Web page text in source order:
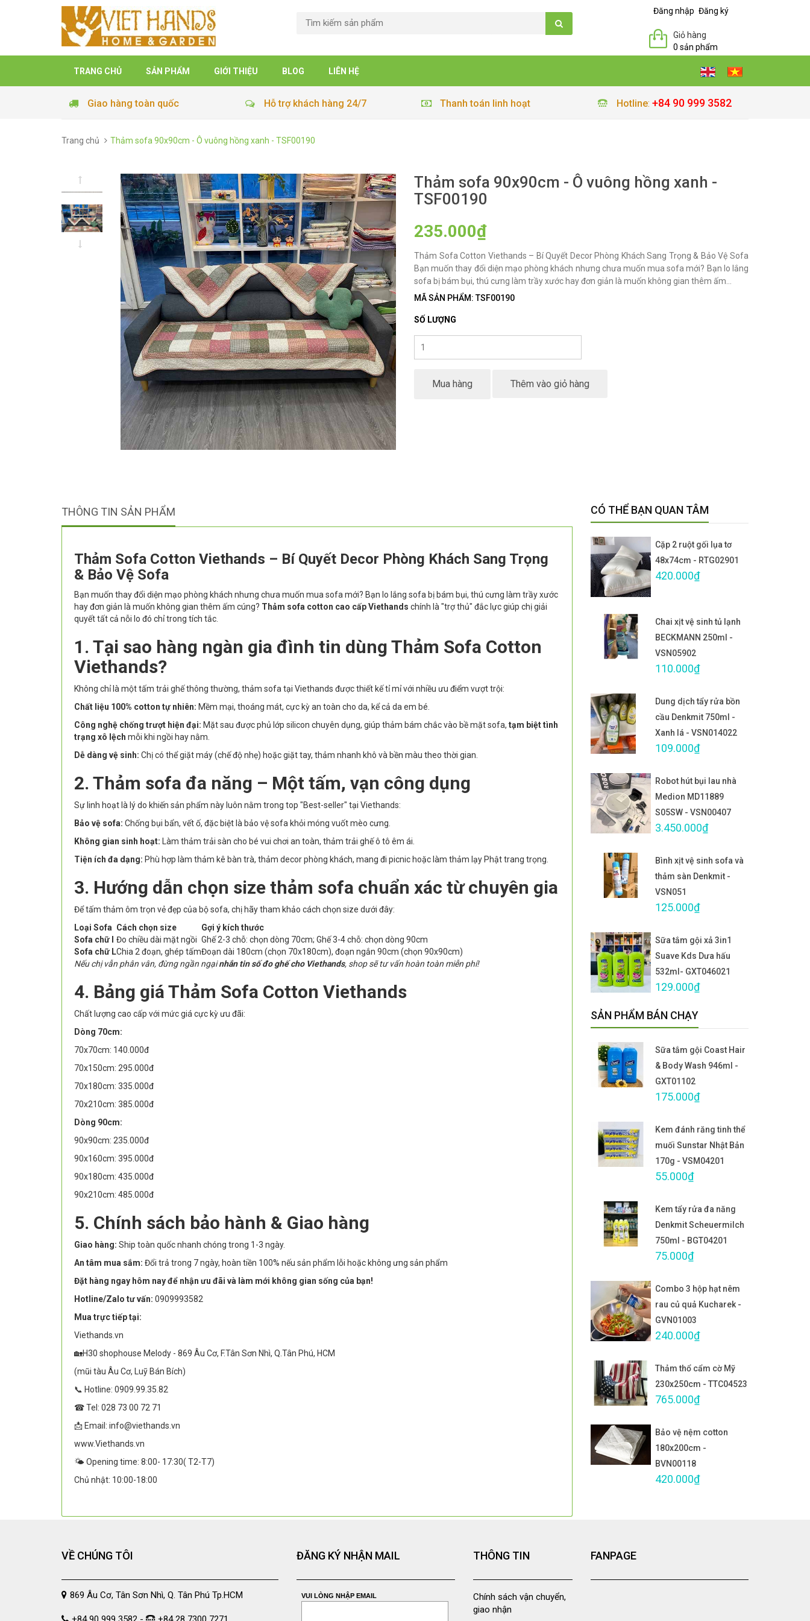
Đăng nhập Đăng ký
Giỏ hàng
0 sản phẩm
TRANG CHỦ SẢN PHẨM GIỚI THIỆU BLOG LIÊN HỆ
Giao hàng toàn quốc Hỗ trợ khách hàng 24/7 Thanh toán linh hoạt Hotline: +84 90 999 3582
Trang chủ Thảm sofa 90x90cm - Ô vuông hồng xanh - TSF00190
Thảm sofa 90x90cm - Ô vuông hồng xanh -
TSF00190
235.000₫
Thảm Sofa Cotton Viethands – Bí Quyết Decor Phòng Khách Sang Trọng & Bảo Vệ Sofa
Bạn muốn thay đổi diện mạo phòng khách nhưng chưa muốn mua sofa mới? Bạn lo lắng
sofa bị bám bụi, thú cưng làm trầy xước hay đơn giản là muốn không gian thêm ấm...
MÃ SẢN PHẨM: TSF00190
SỐ LƯỢNG
Mua hàng Thêm vào giỏ hàng
THÔNG TIN SẢN PHẨM
Thảm Sofa Cotton Viethands – Bí Quyết Decor Phòng Khách Sang Trọng
& Bảo Vệ Sofa
Bạn muốn thay đổi diện mạo phòng khách nhưng chưa muốn mua sofa mới? Bạn lo lắng sofa bị bám bụi, thú cưng làm trầy xước
hay đơn giản là muốn không gian thêm ấm cúng? Thảm sofa cotton cao cấp Viethands chính là "trợ thủ" đắc lực giúp chị giải
quyết tất cả nỗi lo đó chỉ trong tích tắc.
1. Tại sao hàng ngàn gia đình tin dùng Thảm Sofa Cotton
Viethands?
Không chỉ là một tấm trải ghế thông thường, thảm sofa tại Viethands được thiết kế tỉ mỉ với nhiều ưu điểm vượt trội:
Chất liệu 100% cotton tự nhiên: Mềm mại, thoáng mát, cực kỳ an toàn cho da, kể cả da em bé.
Công nghệ chống trượt hiện đại: Mặt sau được phủ lớp silicon chuyên dụng, giúp thảm bám chắc vào bề mặt sofa, tạm biệt tình
trạng xô lệch mỗi khi ngồi hay nằm.
Dễ dàng vệ sinh: Chị có thể giặt máy (chế độ nhẹ) hoặc giặt tay, thảm nhanh khô và bền màu theo thời gian.
2. Thảm sofa đa năng – Một tấm, vạn công dụng
Sự linh hoạt là lý do khiến sản phẩm này luôn nằm trong top "Best-seller" tại Viethands:
Bảo vệ sofa: Chống bụi bẩn, vết ố, đặc biệt là bảo vệ sofa khỏi móng vuốt mèo cưng.
Không gian sinh hoạt: Làm thảm trải sàn cho bé vui chơi an toàn, thảm trải ghế ô tô êm ái.
Tiện ích đa dạng: Phù hợp làm thảm kê bàn trà, thảm decor phòng khách, mang đi picnic hoặc làm thảm lạy Phật trang trọng.
3. Hướng dẫn chọn size thảm sofa chuẩn xác từ chuyên gia
Để tấm thảm ôm trọn vẻ đẹp của bộ sofa, chị hãy tham khảo cách chọn size dưới đây:
Loại Sofa Cách chọn size
Gợi ý kích thước
Sofa chữ I Đo chiều dài mặt ngồi Ghế 2-3 chỗ: chọn dòng 70cm; Ghế 3-4 chỗ: chọn dòng 90cm
Sofa chữ LChia 2 đoạn, ghép tấmĐoạn dài 180cm (chọn 70x180cm), đoạn ngắn 90cm (chọn 90x90cm)
Nếu chị vẫn phân vân, đừng ngần ngạinhắn tin số đo ghế cho Viethands, shop sẽ tư vấn hoàn toàn miễn phí!
4. Bảng giá Thảm Sofa Cotton Viethands
Chất lượng cao cấp với mức giá cực kỳ ưu đãi:
Dòng 70cm:
70x70cm: 140.000đ
70x150cm: 295.000đ
70x180cm: 335.000đ
70x210cm: 385.000đ
Dòng 90cm:
90x90cm: 235.000đ
90x160cm: 395.000đ
90x180cm: 435.000đ
90x210cm: 485.000đ
5. Chính sách bảo hành & Giao hàng
Giao hàng: Ship toàn quốc nhanh chóng trong 1-3 ngày.
An tâm mua sắm: Đổi trả trong 7 ngày, hoàn tiền 100% nếu sản phẩm lỗi hoặc không ưng sản phẩm
Đặt hàng ngay hôm nay để nhận ưu đãi và làm mới không gian sống của bạn!
Hotline/Zalo tư vấn: 0909993582
Mua trực tiếp tại:
Viethands.vn
🏡H30 shophouse Melody - 869 Âu Cơ, F.Tân Sơn Nhì, Q.Tân Phú, HCM
(mũi tàu Âu Cơ, Luỹ Bán Bích)
📞 Hotline: 0909.99.35.82
☎ Tel: 028 73 00 72 71
📩 Email: info@viethands.vn
www.Viethands.vn
🌤️ Opening time: 8:00- 17:30( T2-T7)
Chủ nhật: 10:00-18:00
CÓ THỂ BẠN QUAN TÂM
Cặp 2 ruột gối lụa tơ
48x74cm - RTG02901
420.000₫
Chai xịt vệ sinh tủ lạnh
BECKMANN 250ml -
VSN05902
110.000₫
Dung dịch tẩy rửa bồn
cầu Denkmit 750ml -
Xanh lá - VSN014022
109.000₫
Robot hút bụi lau nhà
Medion MD11889
S05SW - VSN00407
3.450.000₫
Bình xịt vệ sinh sofa và
thảm sàn Denkmit -
VSN051
125.000₫
Sữa tắm gội xả 3in1
Suave Kds Dưa hấu
532ml- GXT046021
129.000₫
SẢN PHẨM BÁN CHẠY
Sữa tắm gội Coast Hair
& Body Wash 946ml -
GXT01102
175.000₫
Kem đánh răng tinh thể
muối Sunstar Nhật Bản
170g - VSM04201
55.000₫
Kem tẩy rửa đa năng
Denkmit Scheuermilch
750ml - BGT04201
75.000₫
Combo 3 hộp hạt nêm
rau củ quả Kucharek -
GVN01003
240.000₫
Thảm thổ cẩm cờ Mỹ
230x250cm - TTC04523
765.000₫
Bảo vệ nệm cotton
180x200cm -
BVN00118
420.000₫
VỀ CHÚNG TÔI
869 Âu Cơ, Tân Sơn Nhì, Q. Tân Phú Tp.HCM
ĐĂNG KÝ NHẬN MAIL
VUI LÒNG NHẬP EMAIL
THÔNG TIN
Chính sách vận chuyển,
giao nhận
FANPAGE